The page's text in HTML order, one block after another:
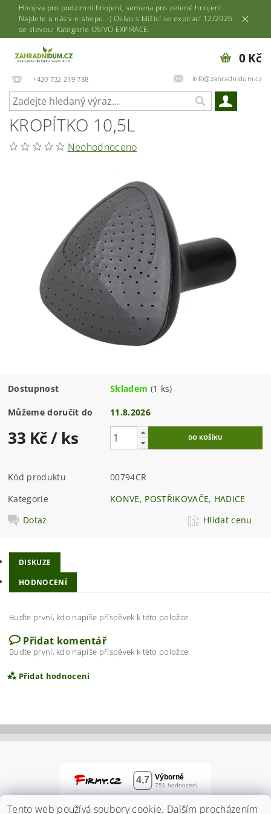
Hnojiva pro podzimní hnojení, semena pro zelené hnojení.
Najdete u nás v e-shopu :-) Osivo s blížící se expirací 12/2026
se slevou! Kategorie OSIVO EXPIRACE.
+420 732 219 788 info@zahradnidum.cz
0 Kč
KROPÍTKO 10,5L
Neohodnoceno
Dostupnost Skladem (1 ks)
Můžeme doručit do 11.8.2026
33 Kč/ ks
Kód produktu
00794CR
Kategorie
KONVE, POSTŘIKOVAČE, HADICE
Dotaz
Hlídat cenu
DISKUZE
HODNOCENÍ
Buďte první, kdo napíše příspěvek k této položce.
Přidat komentář
Buďte první, kdo napíše příspěvek k této položce.
Přidat hodnocení
Tento web používá soubory cookie. Dalším procházením